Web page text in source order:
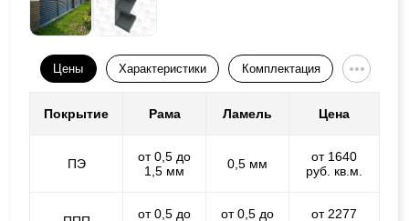
Цены Характеристики Комплектация
Покрытие Рама Ламель Цена
ПЭ
от 0,5 до
1,5 мм
0,5 мм
от 1640
руб. кв.м.
от 0,5 до
от 0,5 до
от 2277